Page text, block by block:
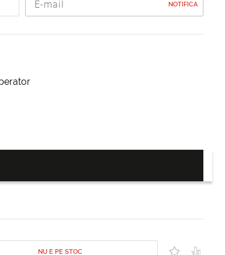
NOTIFICA
NU E PE STOC